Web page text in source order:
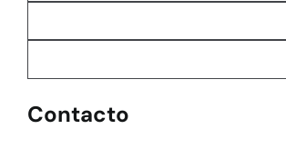
Contacto